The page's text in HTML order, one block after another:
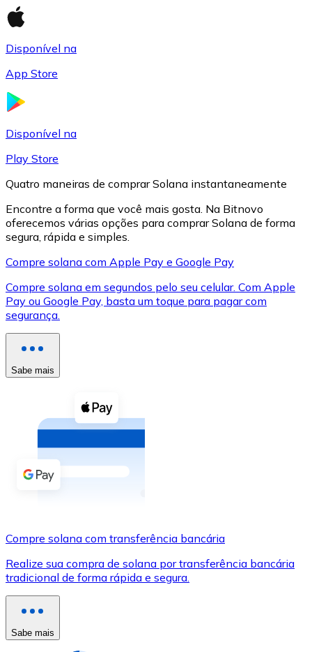
XRP
XRP
Ver tudo
Cupons cripto
Compre criptomoedas com dinheiro e outros
Comprar com dinheiro
Transferência SEPA
Use cartões Visa e Mastercard para comprar
Comprar com cartão
Disponível na
App Store
Disponível na
Play Store
Quatro maneiras de comprar Solana instantaneamente
Encontre a forma que você mais gosta. Na Bitnovo
oferecemos várias opções para comprar Solana de forma
segura, rápida e simples.
Compre solana com Apple Pay e Google Pay
Compre solana em segundos pelo seu celular. Com Apple
Pay ou Google Pay, basta um toque para pagar com
segurança.
Sabe mais
Compre solana com transferência bancária
Realize sua compra de solana por transferência bancária
tradicional de forma rápida e segura.
Sabe mais